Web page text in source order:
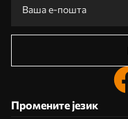
Промените језик